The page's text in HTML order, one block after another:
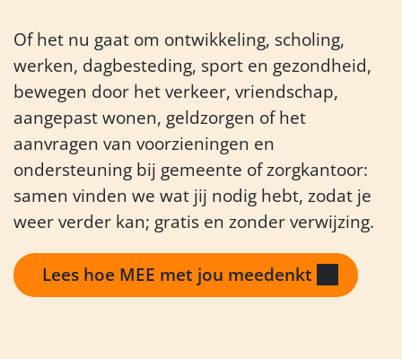
Of het nu gaat om ontwikkeling, scholing,
werken, dagbesteding, sport en gezondheid,
bewegen door het verkeer, vriendschap,
aangepast wonen, geldzorgen of het
aanvragen van voorzieningen en
ondersteuning bij gemeente of zorgkantoor:
samen vinden we wat jij nodig hebt, zodat je
weer verder kan; gratis en zonder verwijzing.
Lees hoe MEE met jou meedenkt